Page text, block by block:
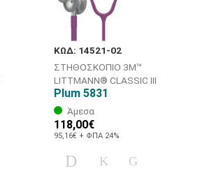
ΚΩΔ: 14521-02
ΣΤΗΘΟΣΚΟΠΙΟ 3M™
LITTMANN® CLASSIC III
Plum 5831
Άμεσα
118,00€
95,16€ + ΦΠΑ 24%